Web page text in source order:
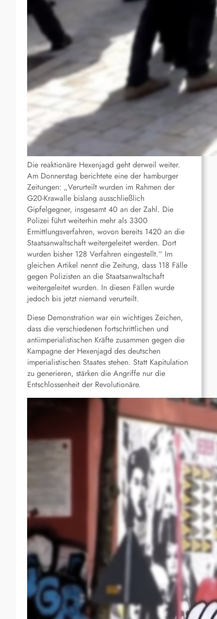
Die reaktionäre Hexenjagd geht derweil weiter.
Am Donnerstag berichtete eine der hamburger
Zeitungen: „Verurteilt wurden im Rahmen der
G20-Krawalle bislang ausschließlich
Gipfelgegner, insgesamt 40 an der Zahl. Die
Polizei führt weiterhin mehr als 3300
Ermittlungsverfahren, wovon bereits 1420 an die
Staatsanwaltschaft weitergeleitet werden. Dort
wurden bisher 128 Verfahren eingestellt.“ Im
gleichen Artikel nennt die Zeitung, dass 118 Fälle
gegen Polizisten an die Staatsanwaltschaft
weitergeleitet wurden. In diesen Fällen wurde
jedoch bis jetzt niemand verurteilt.
Diese Demonstration war ein wichtiges Zeichen,
dass die verschiedenen fortschrittlichen und
antiimperialistischen Kräfte zusammen gegen die
Kampagne der Hexenjagd des deutschen
imperialistischen Staates stehen. Statt Kapitulation
zu generieren, stärken die Angriffe nur die
Entschlossenheit der Revolutionäre.